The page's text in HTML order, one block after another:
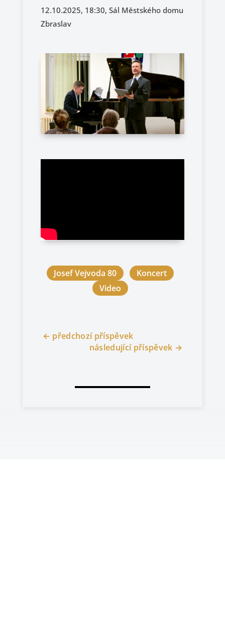
12.10.2025, 18:30, Sál Městského domu
Zbraslav
Josef Vejvoda 80
Koncert
Video
← předchozí příspěvek
následující příspěvek →